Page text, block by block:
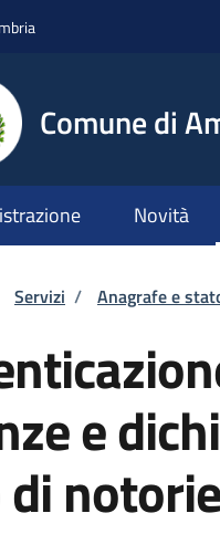
Comune di
Novità
di
Servizi / Anagrafe e
e